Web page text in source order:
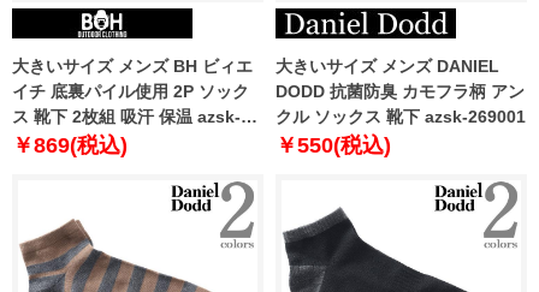
大きいサイズ メンズ BH ビィエ
イチ 底裏パイル使用 2P ソック
ス 靴下 2枚組 吸汗 保温 azsk-
2601bh
￥869(税込)
大きいサイズ メンズ DANIEL
DODD 抗菌防臭 カモフラ柄 アン
クル ソックス 靴下 azsk-269001
￥550(税込)